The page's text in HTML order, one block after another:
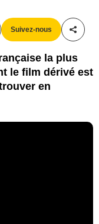
Suivez-nous
la plus
le film dérivé est
en